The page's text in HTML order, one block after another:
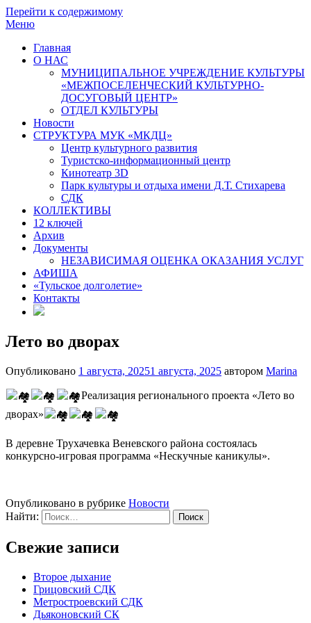
Перейти к содержимому
Меню
Главная
О НАС
МУНИЦИПАЛЬНОЕ УЧРЕЖДЕНИЕ КУЛЬТУРЫ
«МЕЖПОСЕЛЕНЧЕСКИЙ КУЛЬТУРНО-
ДОСУГОВЫЙ ЦЕНТР»
ОТДЕЛ КУЛЬТУРЫ
Новости
СТРУКТУРА МУК «МКДЦ»
Центр культурного развития
Туристско-информационный центр
Кинотеатр 3D
Парк культуры и отдыха имени Д.Т. Стихарева
СДК
КОЛЛЕКТИВЫ
12 ключей
Архив
Документы
НЕЗАВИСИМАЯ ОЦЕНКА ОКАЗАНИЯ УСЛУГ
АФИША
«Тульское долголетие»
Контакты
Лето во дворах
Опубликовано 1 августа, 20251 августа, 2025 автором Marina
Реализация регионального проекта «Лето во
дворах»
В деревне Трухачевка Веневского района состоялась
конкурсно-игровая программа «Нескучные каникулы».
Опубликовано в рубрике Новости
Найти:
Свежие записи
Второе дыхание
Грицовский СДК
Метростроевский СДК
Дьяконовский СК